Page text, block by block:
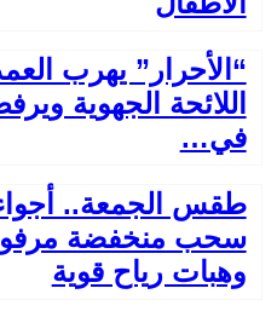
“الأحرار” يهرب
اللائحة الجهوية
في…
طقس الجمعة..
سحب منخفضة
وهبات رياح قوية